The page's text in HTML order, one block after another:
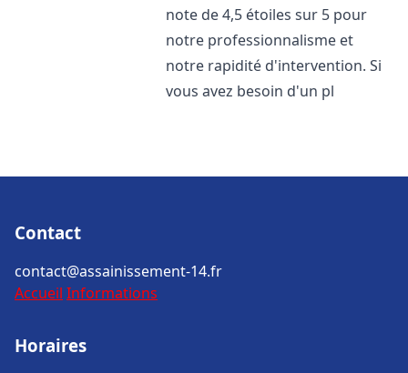
note de 4,5 étoiles sur 5 pour
notre professionnalisme et
notre rapidité d'intervention. Si
vous avez besoin d'un pl
Contact
contact@assainissement-14.fr
Accueil Informations
Horaires